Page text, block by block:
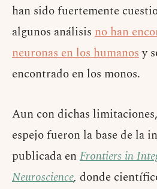
han sido fuertemente
algunos análisis no han
neuronas en los humanosy
encontrado en los monos.
Aun con dichas
espejo fueron la base de la
publicada enFrontiers in
Neuroscience, donde